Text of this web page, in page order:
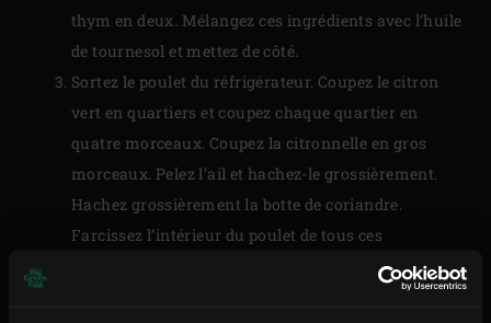
thym en deux. Mélangez ces ingrédients avec l’huile
de tournesol et mettez de côté.
Sortez le poulet du réfrigérateur. Coupez le citron
vert en quartiers et coupez chaque quartier en
quatre morceaux. Coupez la citronnelle en gros
morceaux. Pelez l’ail et hachez-le grossièrement.
Hachez grossièrement la botte de coriandre.
Farcissez l’intérieur du poulet de tous ces
Mélangez tous les ingrédients pour le mélange à